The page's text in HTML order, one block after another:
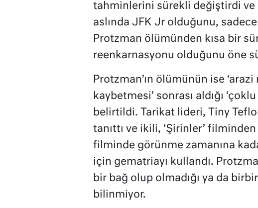
tahminlerini sürekli değiştirdi ve
aslında JFK Jr olduğunu,
Protzman ölümünden kısa bir
reenkarnasyonu olduğunu öne
Protzman’ın ölümünün ise
kaybetmesi’ sonrası aldığı
belirtildi. Tarikat lideri, Tiny
tanıttı ve ikili, ‘Şirinler’ filminden
filminde görünme zamanına
için gematriayı kullandı.
bir bağ olup olmadığı ya da
bilinmiyor.